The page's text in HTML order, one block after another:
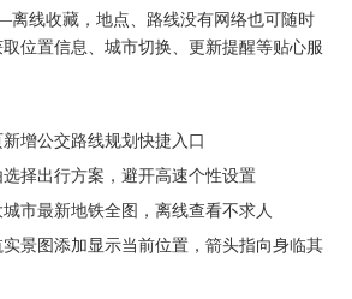
线收藏，地点、路线没有网络也可随时
位置信息、城市切换、更新提醒等贴心服
新增公交路线规划快捷入口
选择出行方案，避开高速个性设置
城市最新地铁全图，离线查看不求人
实景图添加显示当前位置，箭头指向身临其